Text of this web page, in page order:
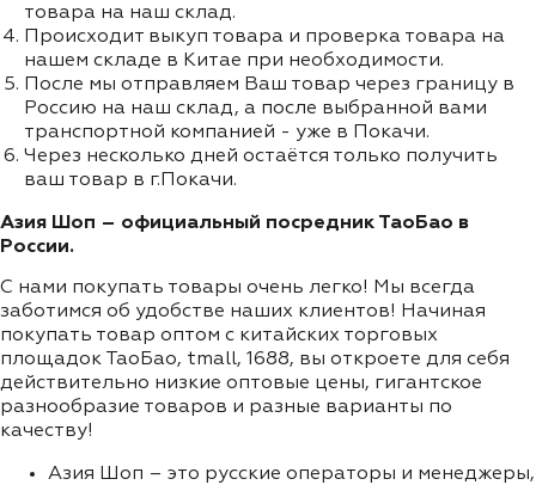
товара на наш склад.
Происходит выкуп товара и проверка товара на
нашем складе в Китае при необходимости.
После мы отправляем Ваш товар через границу в
Россию на наш склад, а после выбранной вами
транспортной компанией - уже в Покачи.
Через несколько дней остаётся только получить
ваш товар в г.Покачи.
Азия Шоп – официальный посредник ТаоБао в
России.
С нами покупать товары очень легко! Мы всегда
заботимся об удобстве наших клиентов! Начиная
покупать товар оптом с китайских торговых
площадок ТаоБао, tmall, 1688, вы откроете для себя
действительно низкие оптовые цены, гигантское
разнообразие товаров и разные варианты по
качеству!
Азия Шоп – это русские операторы и менеджеры,